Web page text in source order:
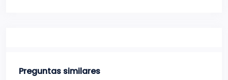
Preguntas similares